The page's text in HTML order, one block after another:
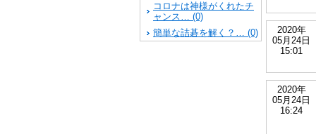
コロナは神様がくれたチ
ャンス… (0)
簡単な詰碁を解く？… (0)
2020年
05月24日
15:01
2020年
05月24日
16:24